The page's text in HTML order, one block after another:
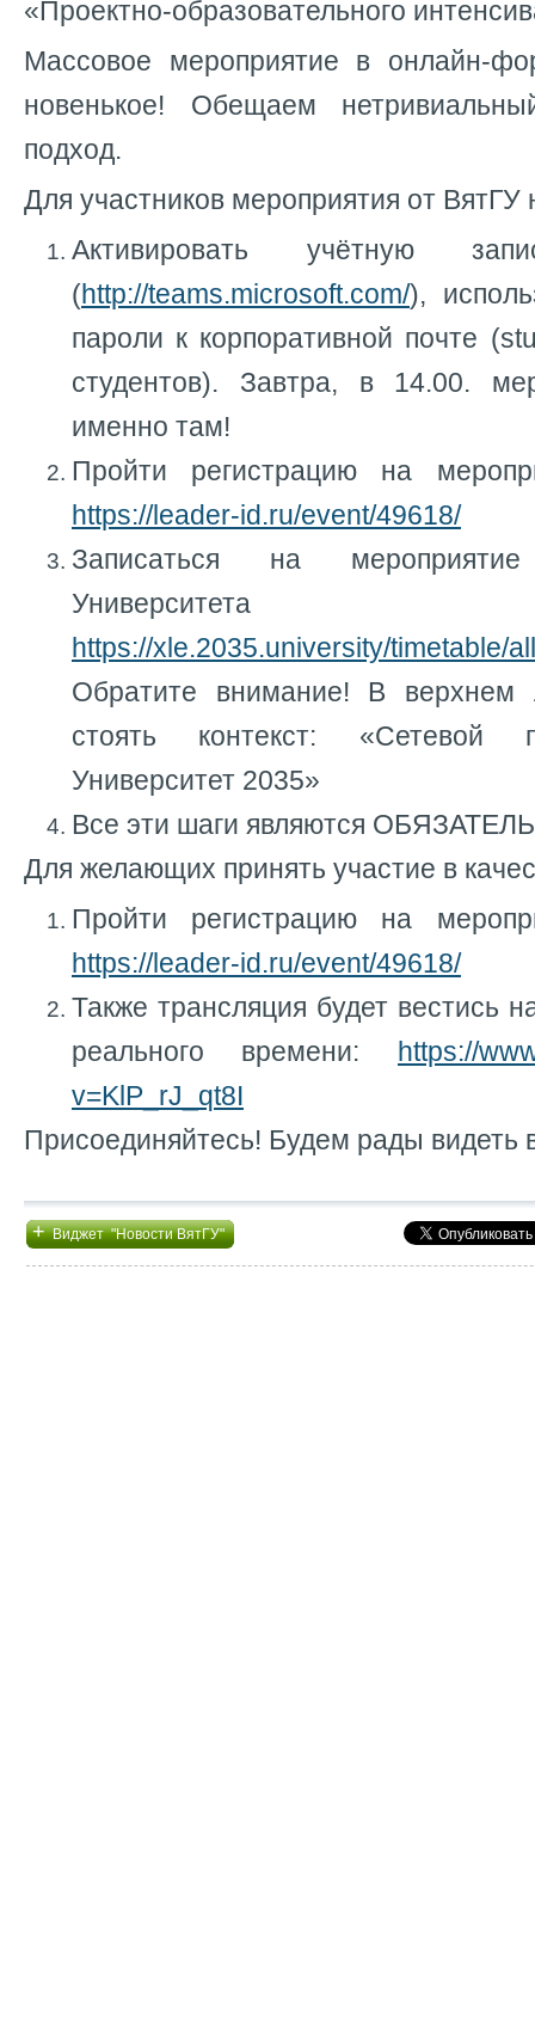
«Проектно-образовательного
Массовое мероприятие в онлайн-
новенькое! Обещаем
подход.
Для участников мероприятия от ВятГУ
Активировать учётную
(http://teams.microsoft.com/),
пароли к корпоративной почте
студентов). Завтра, в 14.00.
именно там!
Пройти регистрацию на
https://leader-id.ru/event/49618/
Записаться на
https://xle.2035.university/timetable/
Обратите внимание! В верхнем
стоять контекст: «Сетевой
Университет 2035»
Все эти шаги являются
Для желающих принять участие в
Пройти регистрацию на
https://leader-id.ru/event/49618/
Также трансляция будет вестись
реального времени: https://
v=KlP_rJ_qt8I
Присоединяйтесь! Будем рады видеть
+Виджет "Новости ВятГУ"